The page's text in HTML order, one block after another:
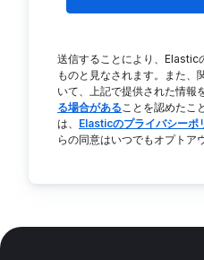
送信することにより、Elastic
ものと見なされます。また、
いて、上記で提供された情報
る場合があることを認めたこ
は、 Elasticのプライバシーポ
らの同意はいつでもオプトア